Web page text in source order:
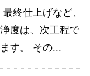
終仕上げなど、
度は、次工程で
す。 その...